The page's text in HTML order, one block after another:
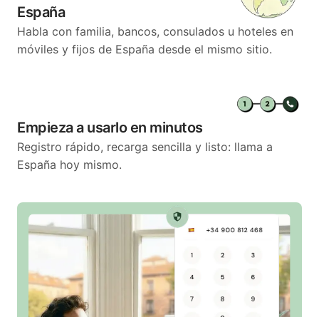
España
Habla con familia, bancos, consulados u hoteles en
móviles y fijos de España desde el mismo sitio.
Empieza a usarlo en minutos
Registro rápido, recarga sencilla y listo: llama a
España hoy mismo.